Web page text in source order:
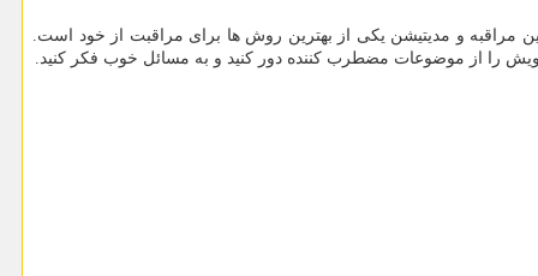
و مدیتیشن یكی از بهترین روش ها برای مراقبت از خود است.